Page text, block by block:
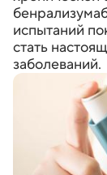
испытаний
стать
заболеваний.